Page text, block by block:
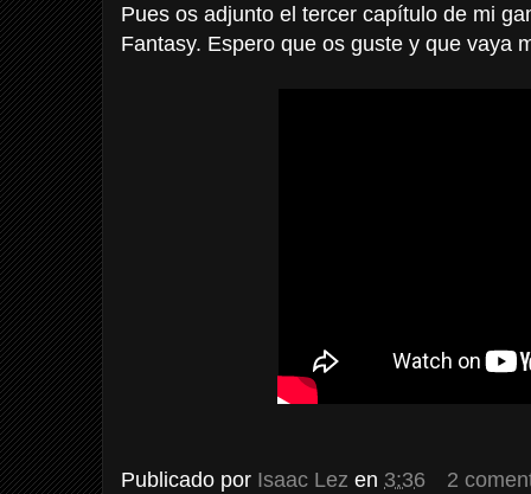
Pues os adjunto el tercer capítulo de mi
Fantasy. Espero que os guste y que vaya
Publicado por Isaac Lez en 3:36
2